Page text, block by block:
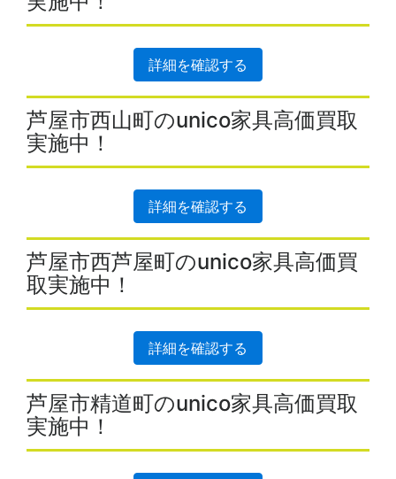
詳細を確認する
芦屋市西山町のunico家具高価買取
実施中！
詳細を確認する
芦屋市西芦屋町のunico家具高価買
取実施中！
詳細を確認する
芦屋市精道町のunico家具高価買取
実施中！